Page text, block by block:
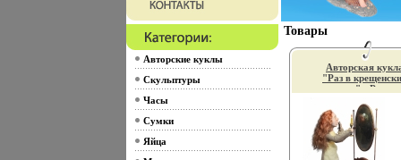
Авторские куклы
Скульптуры
Часы
Сумки
Яйца
Товары
Авторская
"Раз в
вечер " -
авторской инфо
3455f.